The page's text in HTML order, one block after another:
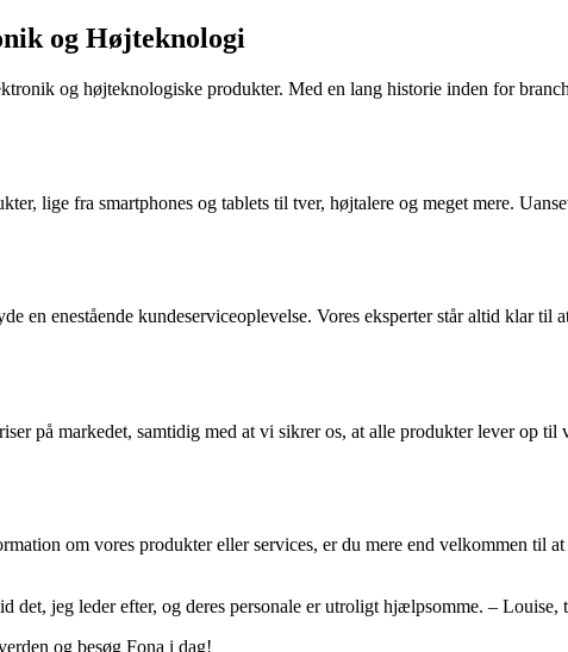
og Højteknologi
og højteknologiske produkter. Med en lang historie inden for
lige fra smartphones og tablets til tver, højtalere og meget mere.
en enestående kundeserviceoplevelse. Vores eksperter står altid klar
på markedet, samtidig med at vi sikrer os, at alle produkter lever op
om vores produkter eller services, er du mere end velkommen til
det, jeg leder efter, og deres personale er utroligt hjælpsomme. – Louise,
og besøg Fona i dag!